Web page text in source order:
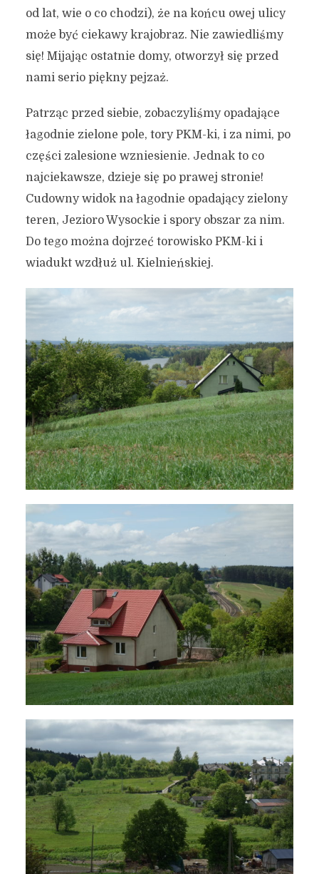
od lat, wie o co chodzi), że na końcu owej ulicy
może być ciekawy krajobraz. Nie zawiedliśmy
się! Mijając ostatnie domy, otworzył się przed
nami serio piękny pejzaż.
Patrząc przed siebie, zobaczyliśmy opadające
łagodnie zielone pole, tory PKM-ki, i za nimi, po
części zalesione wzniesienie. Jednak to co
najciekawsze, dzieje się po prawej stronie!
Cudowny widok na łagodnie opadający zielony
teren, Jezioro Wysockie i spory obszar za nim.
Do tego można dojrzeć torowisko PKM-ki i
wiadukt wzdłuż ul. Kielnieńskiej.